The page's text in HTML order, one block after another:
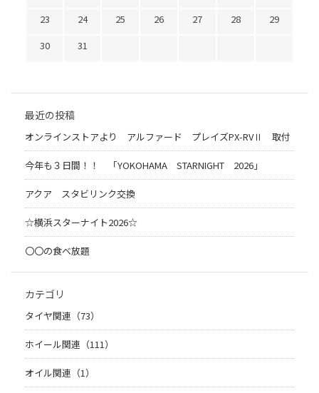
23
24 25 26 27 28
29
30
31
最近の投稿
オンラインストアより アルファード プレイズPX-RVⅡ 取付
今年も３日間！！ 「YOKOHAMA STARNIGHT 2026」
アクア スタビリンク交換
☆横浜スターナイト2026☆
〇〇の食べ放題
カテゴリ
タイヤ関連（73）
ホイール関連（111）
オイル関連（1）